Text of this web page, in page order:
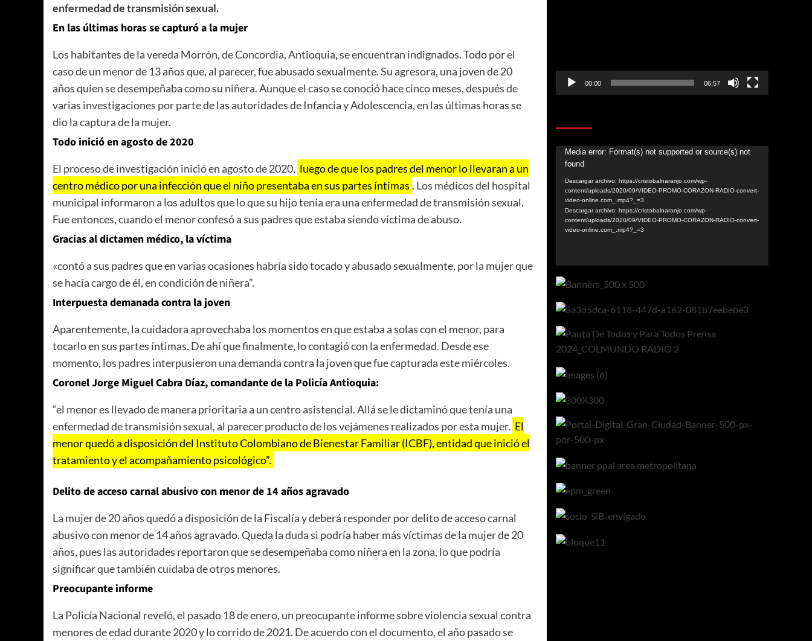
enfermedad de transmisión sexual.
En las últimas horas se capturó a la mujer
Los habitantes de la vereda Morrón, de Concordia, Antioquia,se encuentran indignados. Todo por el
caso de un menor de 13 años que, al parecer, fue abusado sexualmente. Su agresora, una joven de 20
años quien se desempeñaba como su niñera. Aunque el caso se conoció hace cinco meses, después de
varias investigaciones por parte de las autoridades de Infancia y Adolescencia, en las últimas horas se
dio la captura de la mujer.
Todo inició en agosto de 2020
El proceso de investigación inició en agosto de 2020, luego de que los padres del menor lo llevaran a un
centro médico por una infección que el niño presentaba en sus partes íntimas . Los médicos del hospital
municipal informaron a los adultos que lo que su hijo tenía era una enfermedad de transmisión sexual.
Fue entonces, cuando el menor confesó a sus padres que estaba siendo víctima de abuso.
Gracias al dictamen médico, la víctima
«contó a sus padres que en varias ocasiones habría sido tocado y abusado sexualmente, por la mujer que
se hacía cargo de él, en condición de niñera”.
Interpuesta demanada contra la joven
Aparentemente, la cuidadora aprovechaba los momentos en que estaba a solas con el menor, para
tocarlo en sus partes íntimas. De ahí que finalmente, lo contagió con la enfermedad. Desde ese
momento, los padres interpusieron una demanda contra la joven que fue capturada este miércoles.
Coronel Jorge Miguel Cabra Díaz, comandante de la Policía Antioquia:
“el menor es llevado de manera prioritaria a un centro asistencial. Allá se le dictaminó que tenía una
enfermedad de transmisión sexual, al parecer producto de los vejámenes realizados por esta mujer. El
menor quedó a disposición del Instituto Colombiano de Bienestar Familiar (ICBF), entidad que inició el
tratamiento y el acompañamiento psicológico”.
Delito de acceso carnal abusivo con menor de 14 años agravado
La mujer de 20 años quedó a disposición de la Fiscalía y deberá responder por delito de acceso carnal
abusivo con menor de 14 años agravado. Queda la duda si podría haber más víctimas de la mujer de 20
años, pues las autoridades reportaron que se desempeñaba como niñera en la zona, lo que podría
significar que también cuidaba de otros menores.
Preocupante informe
La Policía Nacional reveló, el pasado 18 de enero, un preocupante informe sobre violencia sexual contra
menores de edad durante 2020 y lo corrido de 2021. De acuerdo con el documento, el año pasado se
00:00 06:57
Reproductor
vídeo
Media error: Format(s) not supported or source(s) not
found
Descargar archivo: https://cristobalnaranjo.com/wp-
content/uploads/2020/09/VIDEO-PROMO-CORAZON-RADIO-convert-
video-online.com_.mp4?_=3
Descargar archivo: https://cristobalnaranjo.com/wp-
content/uploads/2020/09/VIDEO-PROMO-CORAZON-RADIO-convert-
video-online.com_.mp4?_=3